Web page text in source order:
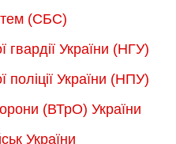
(СБС)
України (НГУ)
України (НПУ)
(ВТрО) України
України